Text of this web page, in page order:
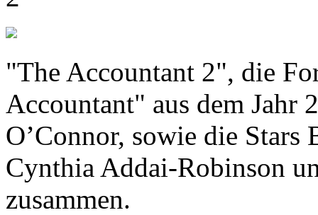
"The Accountant 2", die
Accountant" aus dem Jahr
O’Connor, sowie die
Cynthia Addai-Robinson
zusammen.